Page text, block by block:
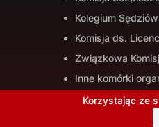
Kolegium Sędziów
Komisja ds.
Związkowa
Inne komórki
Korzystając ze